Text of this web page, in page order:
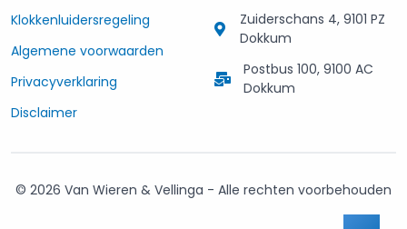
Klokkenluidersregeling
Algemene voorwaarden
Privacyverklaring
Disclaimer
Zuiderschans 4, 9101 PZ
Dokkum
Postbus 100, 9100 AC
Dokkum
© 2026 Van Wieren & Vellinga - Alle rechten voorbehouden